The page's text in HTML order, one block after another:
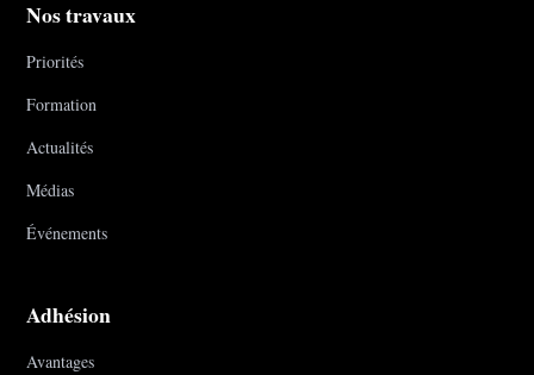
Nos travaux
Priorités
Formation
Actualités
Médias
Événements
Adhésion
Avantages